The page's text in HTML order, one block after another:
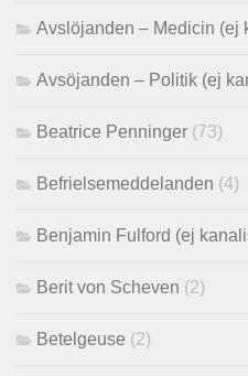
Avslöjanden – Medicin (ej
Avsöjanden – Politik (ej
Beatrice Penninger (73)
Befrielsemeddelanden (4)
Benjamin Fulford (ej
Berit von Scheven (2)
Betelgeuse (2)